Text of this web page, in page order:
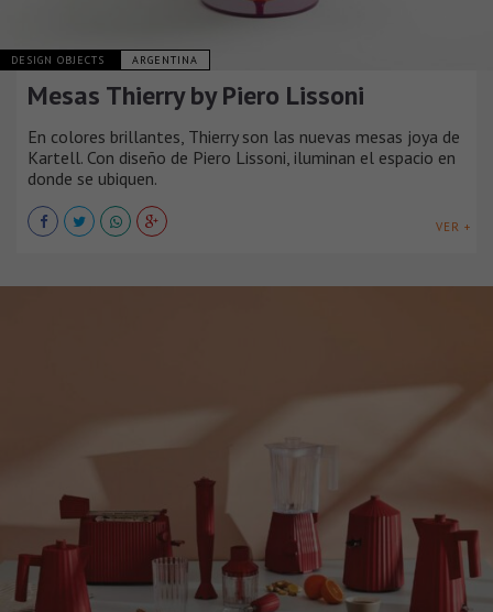
DESIGN OBJECTS ARGENTINA
Mesas Thierry by Piero Lissoni
En colores brillantes, Thierry son las nuevas mesas joya de
Kartell. Con diseño de Piero Lissoni, iluminan el espacio en
donde se ubiquen.
VER +